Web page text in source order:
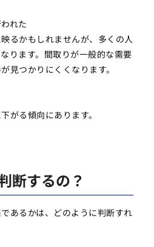
れた
るかもしれませんが、多くの人
ります。間取りが一般的な需要
見つかりにくくなります。
がる傾向にあります。
断するの？
あるかは、どのように判断すれ